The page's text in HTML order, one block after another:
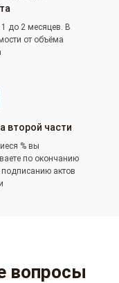
1 до 2 месяцев. В
от объёма
второй части
% вы
по окончанию
подписанию актов
вопросы